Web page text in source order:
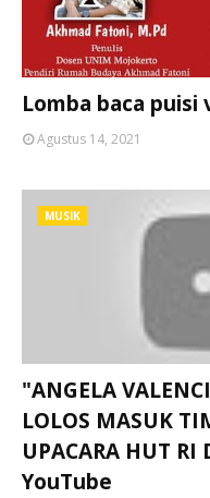
Lomba baca puisi
Agustus 14, 2021
MUSIK
"ANGELA
LOLOS MASUK
UPACARA HUT
YouTube